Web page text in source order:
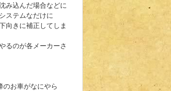
み込んだ場合などに
ステムなだけに
向きに補正してしま
るのが各メーカーさ
のお車がなにやら